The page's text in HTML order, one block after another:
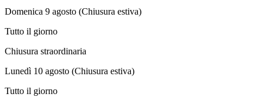
Domenica 9 agosto (Chiusura estiva)
Tutto il giorno
Chiusura straordinaria
Lunedì 10 agosto (Chiusura estiva)
Tutto il giorno